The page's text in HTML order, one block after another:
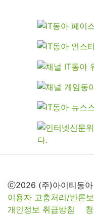
ⓒ2026 (주)아이티동아
이용자 고충처리/반론
개인정보 취급방침